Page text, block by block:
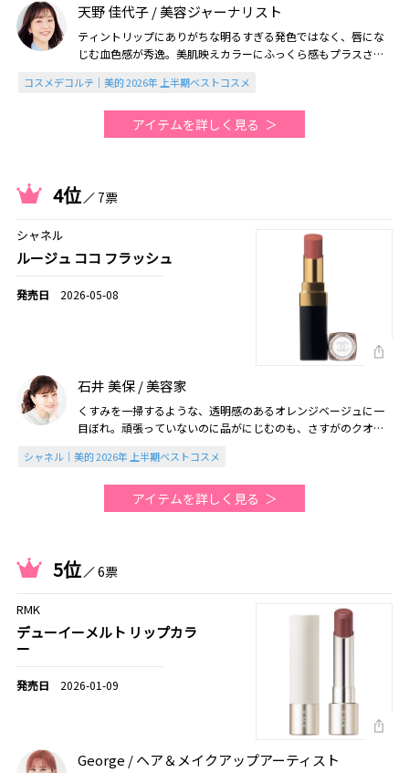
天野 佳代子 / 美容ジャーナリスト
ティントリップにありがちな明るすぎる発色ではなく、唇にな
じむ血色感が秀逸。美肌映えカラーにふっくら感もプラスされ
コスメデコルテ｜美的 2026年 上半期ベストコスメ
アイテムを詳しく見る
4位 7票
シャネル
ルージュ ココ フラッシュ
2026-05-08
石井 美保 / 美容家
くすみを一掃するような、透明感のあるオレンジベージュに一
目ぼれ。頑張っていないのに品がにじむのも、さすがのクオリ
（2026美的上半期）
シャネル｜美的 2026年 上半期ベストコスメ
アイテムを詳しく見る
5位 6票
RMK
デューイーメルト リップカラ
ー
2026-01-09
George / ヘア＆メイクアップアーティスト